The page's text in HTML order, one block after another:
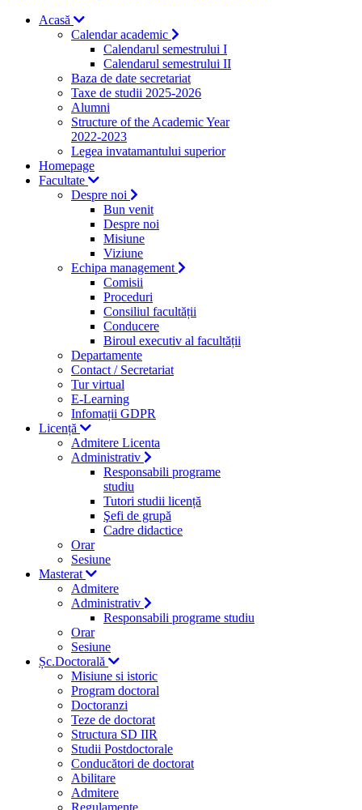
Acasă
Calendar academic
Calendarul semestrului I
Calendarul semestrului II
Baza de date secretariat
Taxe de studii 2025-2026
Alumni
Structure of the Academic Year
2022-2023
Legea invatamantului superior
Homepage
Facultate
Despre noi
Bun venit
Despre noi
Misiune
Viziune
Echipa management
Comisii
Proceduri
Consiliul facultății
Conducere
Biroul executiv al facultății
Departamente
Contact / Secretariat
Tur virtual
E-Learning
Infomații GDPR
Licență
Admitere Licenta
Administrativ
Responsabili programe
studiu
Tutori studii licență
Şefi de grupă
Cadre didactice
Orar
Sesiune
Masterat
Admitere
Administrativ
Responsabili programe studiu
Orar
Sesiune
Șc.Doctorală
Misiune si istoric
Program doctoral
Doctoranzi
Teze de doctorat
Structura SD IIR
Studii Postdoctorale
Conducători de doctorat
Abilitare
Admitere
Regulamente